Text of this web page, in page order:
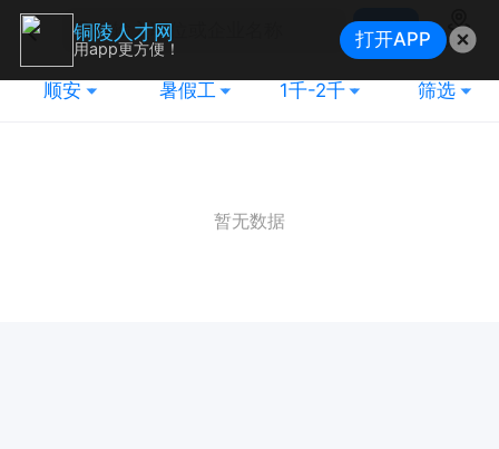
搜索
地图
顺安 暑假工 1千-2千 筛选
暂无数据
铜陵人才网
用app更方便！ 打开APP